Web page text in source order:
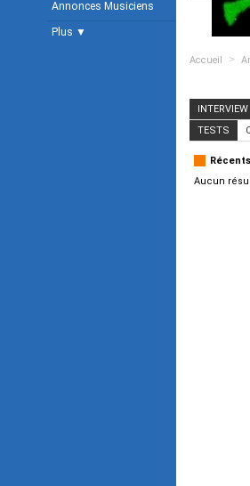
Annonces Musiciens
Plus ▼
Accueil >
INTERVIEW
TESTS
Récents
Aucun